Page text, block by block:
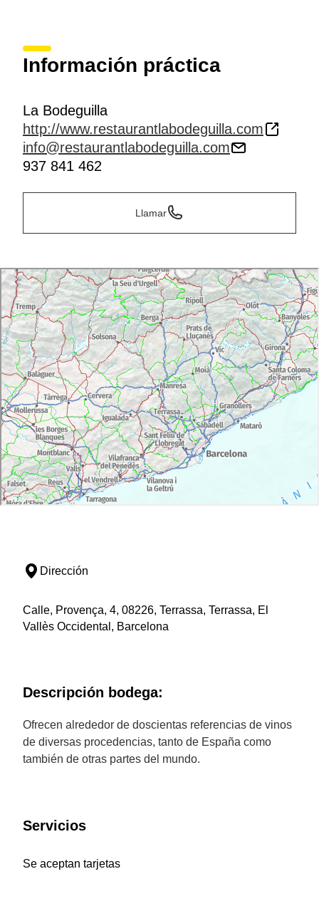
Información práctica
La Bodeguilla
http://www.restaurantlabodeguilla.com
info@restaurantlabodeguilla.com
937 841 462
Llamar
Dirección
Calle, Provença, 4, 08226, Terrassa, Terrassa, El
Vallès Occidental, Barcelona
Descripción bodega:
Ofrecen alrededor de doscientas referencias de vinos
de diversas procedencias, tanto de España como
también de otras partes del mundo.
Servicios
Se aceptan tarjetas